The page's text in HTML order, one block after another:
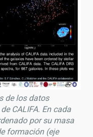
de los datos
CALIFA. En cada
por su masa
formación (eje